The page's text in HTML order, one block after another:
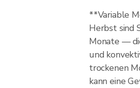
**Variable
Herbst sind
Monate —
und
trockenen
kann eine